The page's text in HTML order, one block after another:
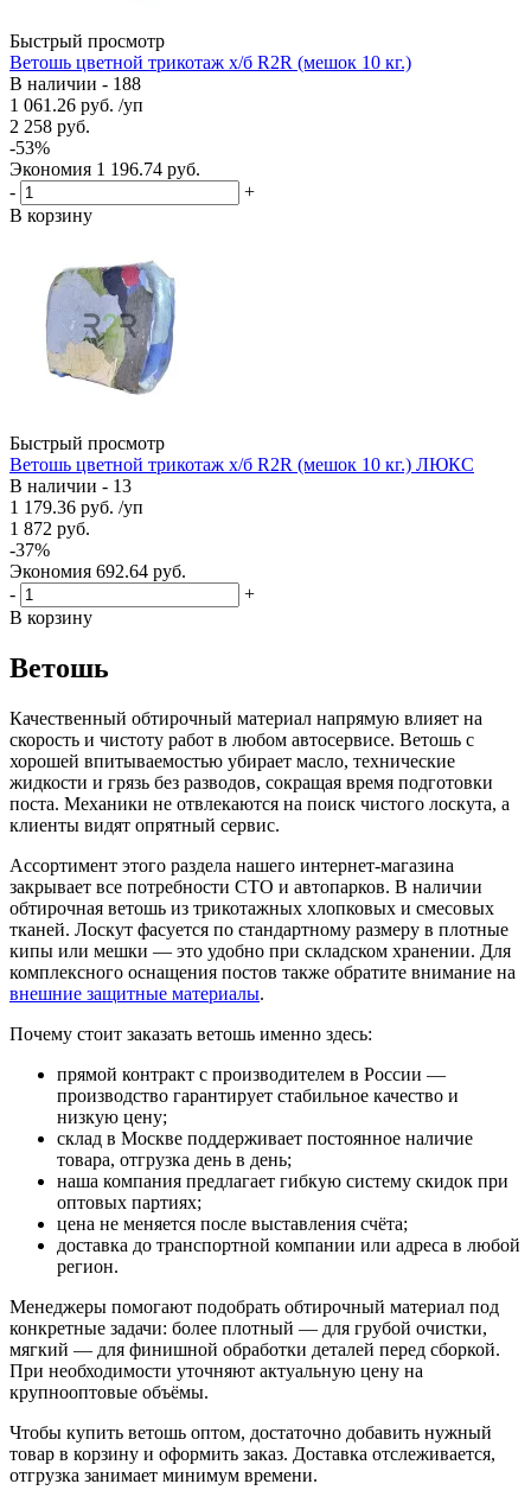
Быстрый просмотр
Ветошь цветной трикотаж х/б R2R (мешок 10 кг.)
В наличии - 188
1 061.26 руб. /уп
2 258 руб.
-53%
Экономия 1 196.74 руб.
-
+
В корзину
Быстрый просмотр
Ветошь цветной трикотаж х/б R2R (мешок 10 кг.) ЛЮКС
В наличии - 13
1 179.36 руб. /уп
1 872 руб.
-37%
Экономия 692.64 руб.
-
+
В корзину
Ветошь
Качественный обтирочный материал напрямую влияет на
скорость и чистоту работ в любом автосервисе. Ветошь с
хорошей впитываемостью убирает масло, технические
жидкости и грязь без разводов, сокращая время подготовки
поста. Механики не отвлекаются на поиск чистого лоскута, а
клиенты видят опрятный сервис.
Ассортимент этого раздела нашего интернет-магазина
закрывает все потребности СТО и автопарков. В наличии
обтирочная ветошь из трикотажных хлопковых и смесовых
тканей. Лоскут фасуется по стандартному размеру в плотные
кипы или мешки — это удобно при складском хранении. Для
комплексного оснащения постов также обратите внимание на
внешние защитные материалы.
Почему стоит заказать ветошь именно здесь:
прямой контракт с производителем в России —
производство гарантирует стабильное качество и
низкую цену;
склад в Москве поддерживает постоянное наличие
товара, отгрузка день в день;
наша компания предлагает гибкую систему скидок при
оптовых партиях;
цена не меняется после выставления счёта;
доставка до транспортной компании или адреса в любой
регион.
Менеджеры помогают подобрать обтирочный материал под
конкретные задачи: более плотный — для грубой очистки,
мягкий — для финишной обработки деталей перед сборкой.
При необходимости уточняют актуальную цену на
крупнооптовые объёмы.
Чтобы купить ветошь оптом, достаточно добавить нужный
товар в корзину и оформить заказ. Доставка отслеживается,
отгрузка занимает минимум времени.